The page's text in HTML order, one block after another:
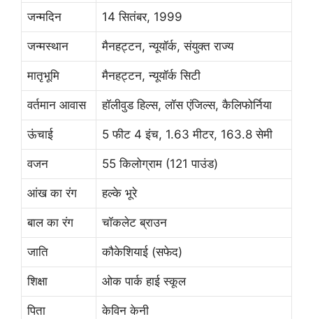
जन्मदिन 14 सितंबर, 1999
जन्मस्थान मैनहट्टन, न्यूयॉर्क, संयुक्त राज्य
मातृभूमि मैनहट्टन, न्यूयॉर्क सिटी
वर्तमान आवास हॉलीवुड हिल्स, लॉस एंजिल्स, कैलिफोर्निया
ऊंचाई 5 फीट 4 इंच, 1.63 मीटर, 163.8 सेमी
वजन 55 किलोग्राम (121 पाउंड)
आंख का रंग हल्के भूरे
बाल का रंग चॉकलेट ब्राउन
जाति कौकेशियाई (सफेद)
शिक्षा ओक पार्क हाई स्कूल
पिता केविन केनी